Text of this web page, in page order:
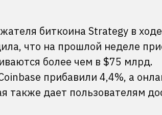
биткоина Strategy в
что на прошлой неделе
более чем в $75 млрд.
прибавили 4,4%, а
также дает пользователям